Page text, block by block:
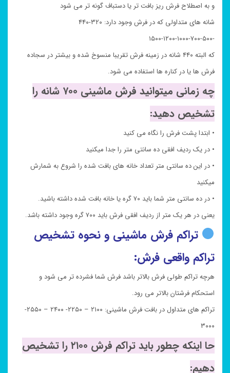
و به اصطلاح فرش ریز بافت تر یا دستباف گونه تر می شود
شانه های متداولی که در فرش وجود دارد: ۳۲۰-۴۴۰
-۵۰۰-۷۰۰-۱۰۰۰-۱۲۰۰-۱۵۰۰
که البته ۴۴۰ شانه در زمینه فرش تقریبا منسوخ شده و بیشتر در سجاده
فرش ها یا در کناره ها استفاده می شود.
چه زمانی میتوانید فرش ماشینی ۷۰۰ شانه را
تشخیص دهید:
• ابتدا پشت فرش را نگاه می کنید
• در یک ردیف افقی ده سانتی متر را جدا میکنید
• در این ده سانتی متر تعداد خانه های بافت شده را شروع به شمارش
میکنید
• در ده سانتی متر شما باید ۷۰ گره یا خانه بافت شده داشته باشید.
یعنی در هر یک متر از ردیف افقی فرش باید ۷۰۰ گره وجود داشته باشد.
تراکم فرش ماشینی و نحوه تشخیص
تراکم واقعی فرش:
هرچه تراکم طولی فرش بالاتر باشد فرش شما فشرده تر می شود و
استحکام فرشتان بالاتر می رود.
تراکم های متداول در بافت فرش ماشینی: ۲۱۰۰ – ۲۲۵۰- ۲۴۰۰ – ۲۵۵۰-
۳۰۰۰
حا اینکه چطور باید تراکم فرش ۲۱۰۰ را تشخیص
دهیم: